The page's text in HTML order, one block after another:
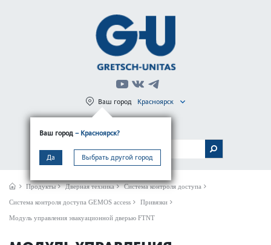
Ваш город – Красноярск?
Да Выбрать другой город
Ваш город Красноярск
МЕНЮ
Продукты Дверная техника Система контроля доступа
Система контроля доступа GEMOS access Привязки
Модуль управления эвакуационной дверью FTNT